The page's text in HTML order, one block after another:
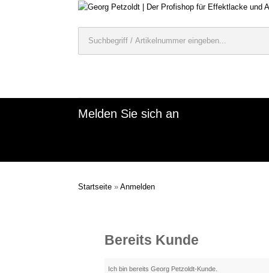
Melden Sie sich an
Startseite » Anmelden
Bereits Kunde
Ich bin bereits Georg Petzoldt-Kunde.